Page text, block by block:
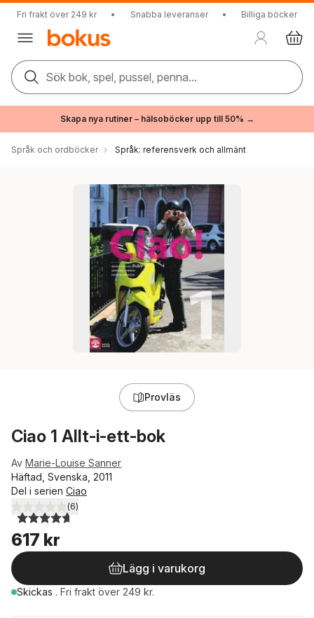
Fri frakt över 249 kr • Snabba leveranser • Billiga böcker
Sök bok, spel, pussel, penna...
Skapa nya rutiner – hälsoböcker upp till 50% →
Språk och ordböcker Språk: referensverk och allmänt
Provläs
Ciao 1 Allt-i-ett-bok
Av Marie-Louise Sanner
Häftad, Svenska, 2011
Del i serien Ciao
4,7utav 5 stjärnor. Totalt antal röster:
(6)
617 kr
Lägg i varukorg
Skickas . Fri frakt över 249 kr.